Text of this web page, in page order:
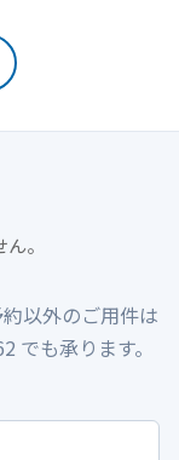
。
以外のご用件は
でも承ります。